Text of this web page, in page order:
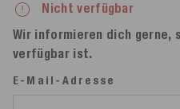
Nicht verfügbar
Wir informieren dich gerne,
verfügbar ist.
E-Mail-Adresse